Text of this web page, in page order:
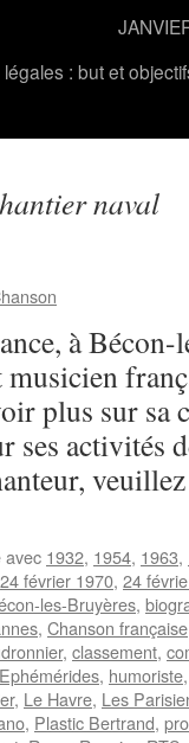
: but et
naval
à
musicien
plus sur sa
ses activités
avec 1932, 1954, 1963,
24 février 1970, 24
les-Bruyères,
, Chanson française
, classement,
Ephémérides, humoriste
, Le Havre, Les
, Plastic Bertrand,